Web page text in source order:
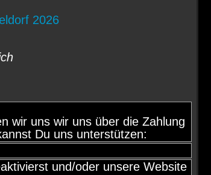
2026
wir uns wir uns über die Zahlung
Du uns unterstützen:
und/oder unsere Website